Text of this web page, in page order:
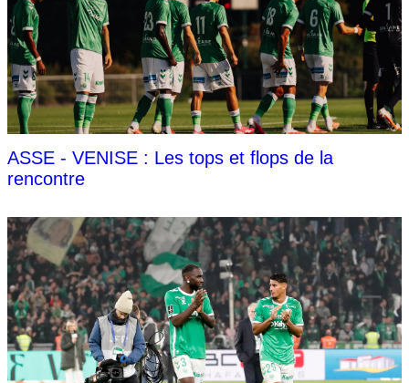
ASSE - VENISE : Les tops et flops de la
rencontre